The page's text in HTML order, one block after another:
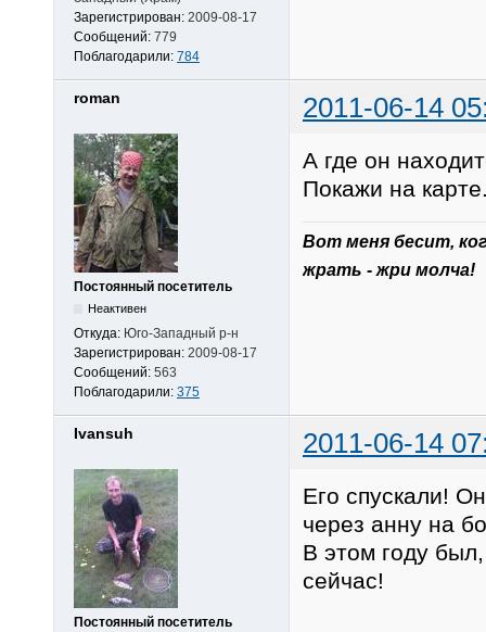
Зарегистрирован: 2009-08-17
Сообщений: 779
Поблагодарили: 784
roman 2011-06-14
Постоянный посетитель
Неактивен
Откуда: Юго-Западный р-н
Зарегистрирован: 2009-08-17
Сообщений: 563
Поблагодарили: 375
А где он
Покажи на
Вот меня беcит,
жрать - жри молча!
Ivansuh 2011-06-14
Постоянный посетитель
Его спускали!
через анну на
В этом году
сейчас!